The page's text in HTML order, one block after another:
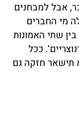
אבל למבחנים
מי החברים
שתי האמונות
ככל
תישאר חזקה גם